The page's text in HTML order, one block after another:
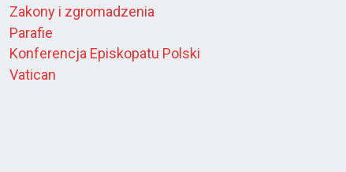
Zakony i zgromadzenia
Parafie
Konferencja Episkopatu Polski
Vatican